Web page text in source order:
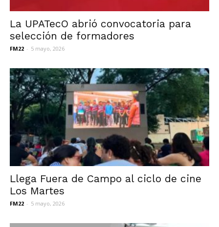
La UPATecO abrió convocatoria para
selección de formadores
FM22 - 5 mayo, 2026
Llega Fuera de Campo al ciclo de cine
Los Martes
FM22 - 5 mayo, 2026